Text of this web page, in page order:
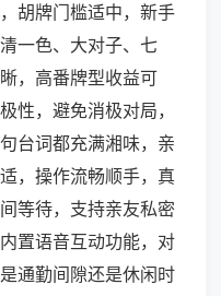
胡牌门槛适中，新手
一色、大对子、七
，高番牌型收益可
性，避免消极对局，
台词都充满湘味，亲
，操作流畅顺手，真
等待，支持亲友私密
置语音互动功能，对
通勤间隙还是休闲时